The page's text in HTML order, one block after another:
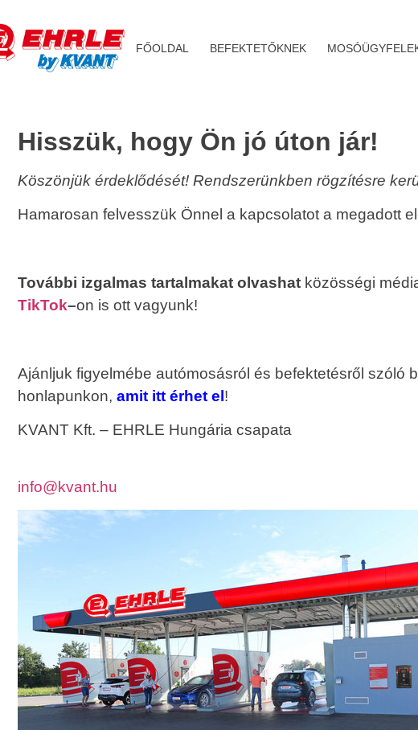
FŐOLDAL BEFEKTETŐKNEK
Hisszük, hogy Ön jó úton jár!
Köszönjük érdeklődését! Rendszerünkben rögzítésre
Hamarosan felvesszük Önnel a kapcsolatot a megadott
További izgalmas tartalmakat olvashat közösségi
TikTok–on is ott vagyunk!
Ajánljuk figyelmébe autómosásról és befektetésről szóló
honlapunkon, amit itt érhet el !
KVANT Kft. – EHRLE Hungária csapata
info@kvant.hu